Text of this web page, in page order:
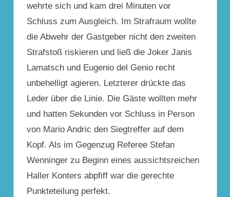
wehrte sich und kam drei Minuten vor
Schluss zum Ausgleich. Im Strafraum wollte
die Abwehr der Gastgeber nicht den zweiten
Strafstoß riskieren und ließ die Joker Janis
Lamatsch und Eugenio del Genio recht
unbehelligt agieren. Letzterer drückte das
Leder über die Linie. Die Gäste wollten mehr
und hatten Sekunden vor Schluss in Person
von Mario Andric den Siegtreffer auf dem
Kopf. Als im Gegenzug Referee Stefan
Wenninger zu Beginn eines aussichtsreichen
Haller Konters abpfiff war die gerechte
Punkteteilung perfekt.